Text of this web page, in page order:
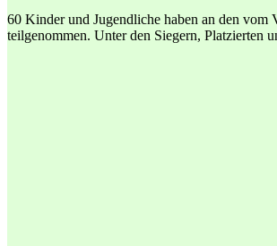
60 Kinder und Jugendliche haben an den
teilgenommen. Unter den Siegern, Platzierten